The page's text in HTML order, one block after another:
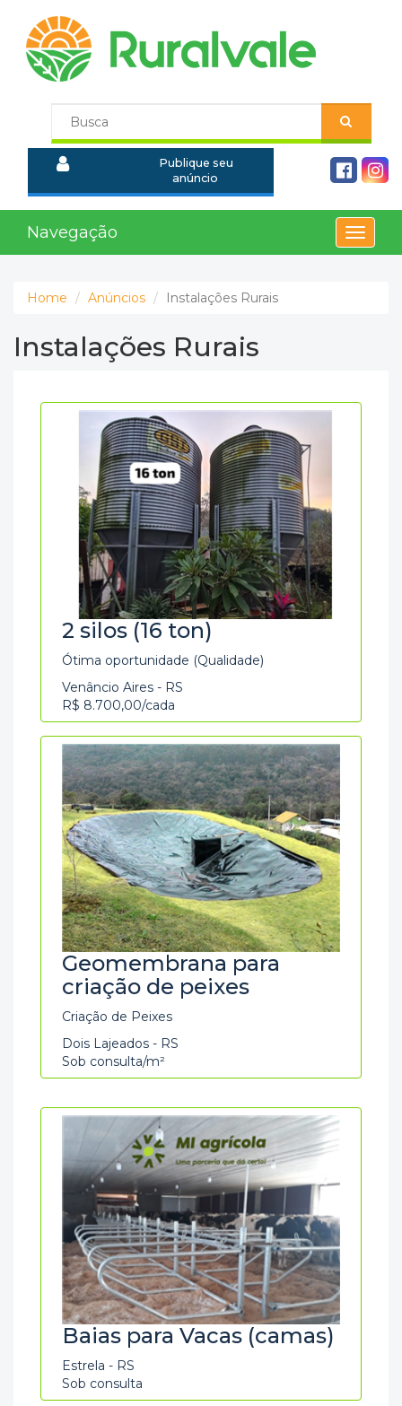
Publique seu
anúncio
Toggle
Navegação
Home Anúncios Instalações Rurais
Instalações Rurais
2 silos (16 ton)
Ótima oportunidade (Qualidade)
Venâncio Aires - RS
R$ 8.700,00/cada
Geomembrana para
criação de peixes
Criação de Peixes
Dois Lajeados - RS
Sob consulta/m²
Baias para Vacas (camas)
Estrela - RS
Sob consulta